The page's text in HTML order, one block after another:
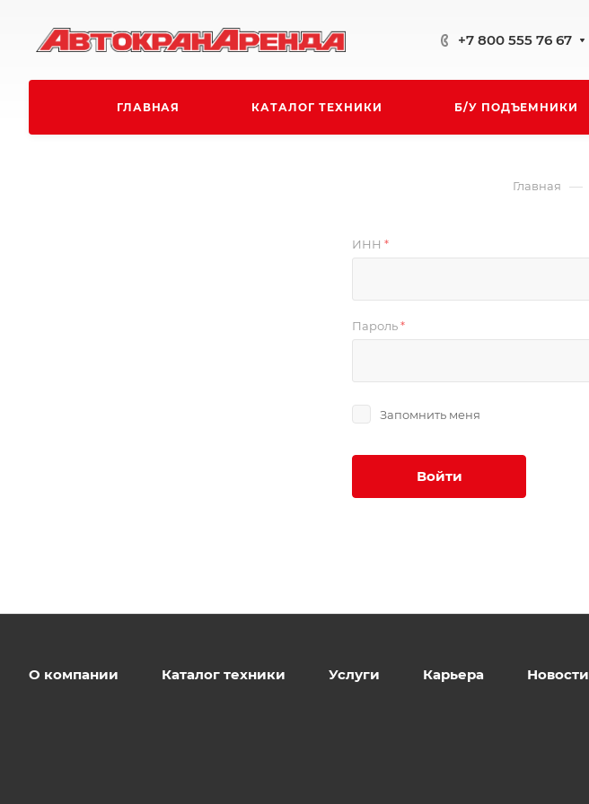
+7 800 555 76 67
ГЛАВНАЯ КАТАЛОГ ТЕХНИКИ Б/У ПОДЪЕМНИКИ
Главная —
ИНН *
Пароль*
Запомнить меня
Войти
О компании Каталог техники Услуги Карьера Новости